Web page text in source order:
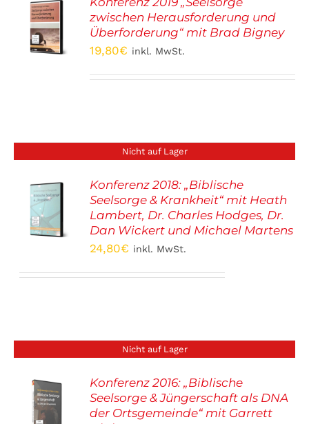
zwischen Herausforderung und
Überforderung“ mit Brad Bigney
19,80€ inkl. MwSt.
Nicht auf Lager
Konferenz 2018: „Biblische
Seelsorge & Krankheit“ mit Heath
Lambert, Dr. Charles Hodges, Dr.
Dan Wickert und Michael Martens
24,80€ inkl. MwSt.
Nicht auf Lager
Konferenz 2016: „Biblische
Seelsorge & Jüngerschaft als DNA
der Ortsgemeinde“ mit Garrett